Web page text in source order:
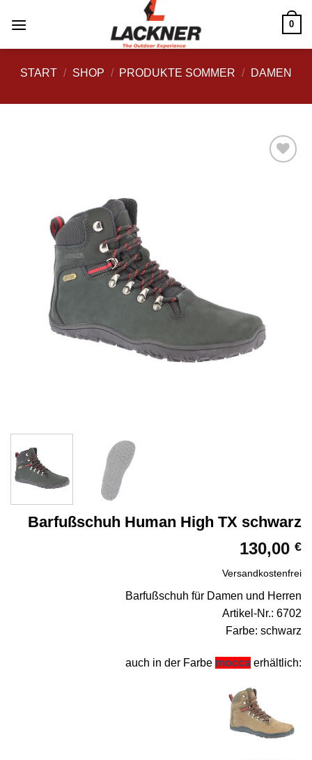
Inhalt
0
START / SHOP / PRODUKTE SOMMER / DAMEN
Barfußschuh Human High TX schwarz
130,00 €
Versandkostenfrei
Barfußschuh für Damen und Herren
Artikel-Nr.: 6702
Farbe: schwarz
auch in der Farbe mocca erhältlich: